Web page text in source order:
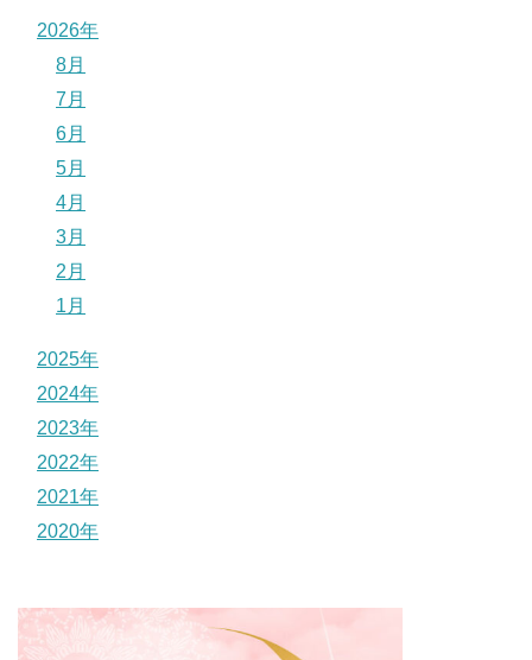
2026年
8月
7月
6月
5月
4月
3月
2月
1月
2025年
2024年
2023年
2022年
2021年
2020年